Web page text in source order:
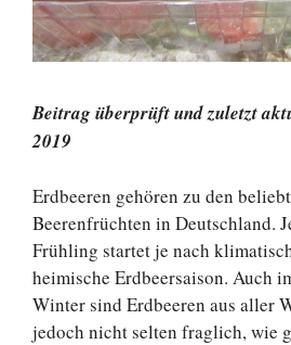
Beitrag überprüft und zuletzt
2019
Erdbeeren gehören zu den
Beerenfrüchten in Deutschland.
Frühling startet je nach
heimische Erdbeersaison. Auch
Winter sind Erdbeeren aus aller
jedoch nicht selten fraglich, wie